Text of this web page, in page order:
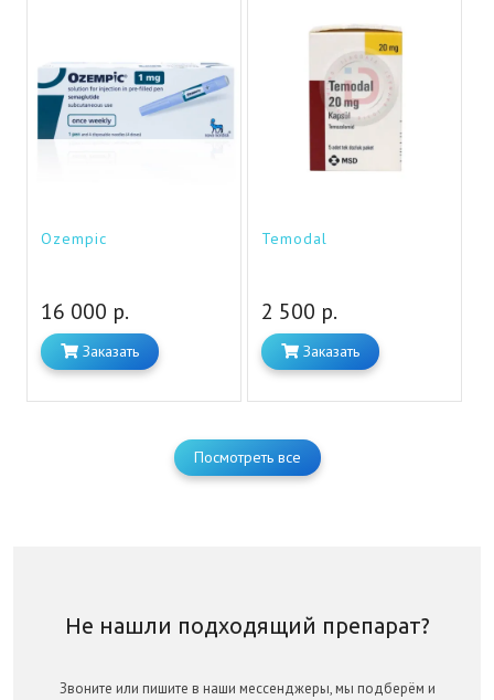
Ozempic
16 000 р.
Заказать
Temodal
2 500 р.
Заказать
Посмотреть все
Не нашли подходящий препарат?
Звоните или пишите в наши мессенджеры, мы подберём и